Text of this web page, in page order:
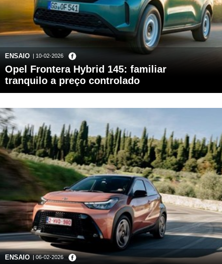
ENSAIO | 10-02-2026
Opel Frontera Hybrid 145: familiar
tranquilo a preço controlado
ENSAIO | 06-02-2026